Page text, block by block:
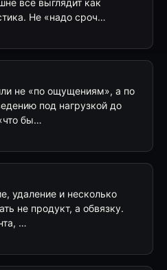
всё выглядит как
Не «надо сроч…
не «по ощущениям», а по
под нагрузкой до
бы…
удаление и несколько
не продукт, а обвязку.
…